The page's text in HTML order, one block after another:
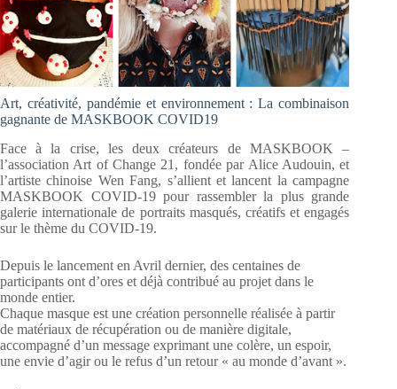
Art, créativité, pandémie et environnement : La combinaison
gagnante de MASKBOOK COVID19
Face à la crise, les deux créateurs de MASKBOOK –
l’association Art of Change 21, fondée par Alice Audouin, et
l’artiste chinoise Wen Fang, s’allient et lancent la campagne
MASKBOOK COVID-19 pour rassembler la plus grande
galerie internationale de portraits masqués, créatifs et engagés
sur le thème du COVID-19.
Depuis le lancement en Avril dernier, des centaines de
participants ont d’ores et déjà contribué au projet dans le
monde entier.
Chaque masque est une création personnelle réalisée à partir
de matériaux de récupération ou de manière digitale,
accompagné d’un message exprimant une colère, un espoir,
une envie d’agir ou le refus d’un retour « au monde d’avant ».